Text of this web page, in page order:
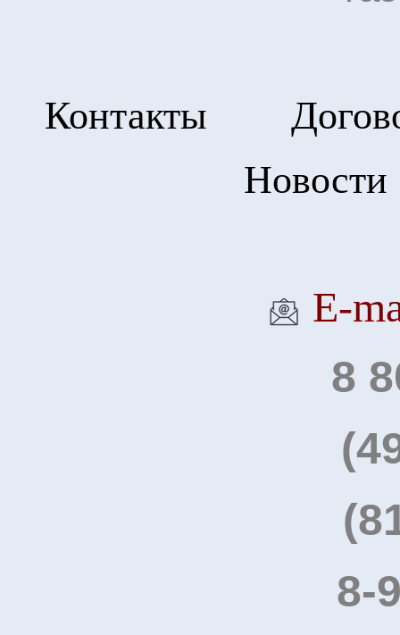
Контакты
Новости
Е-
8
8-